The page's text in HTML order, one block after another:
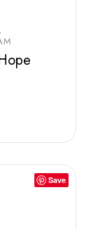
Save